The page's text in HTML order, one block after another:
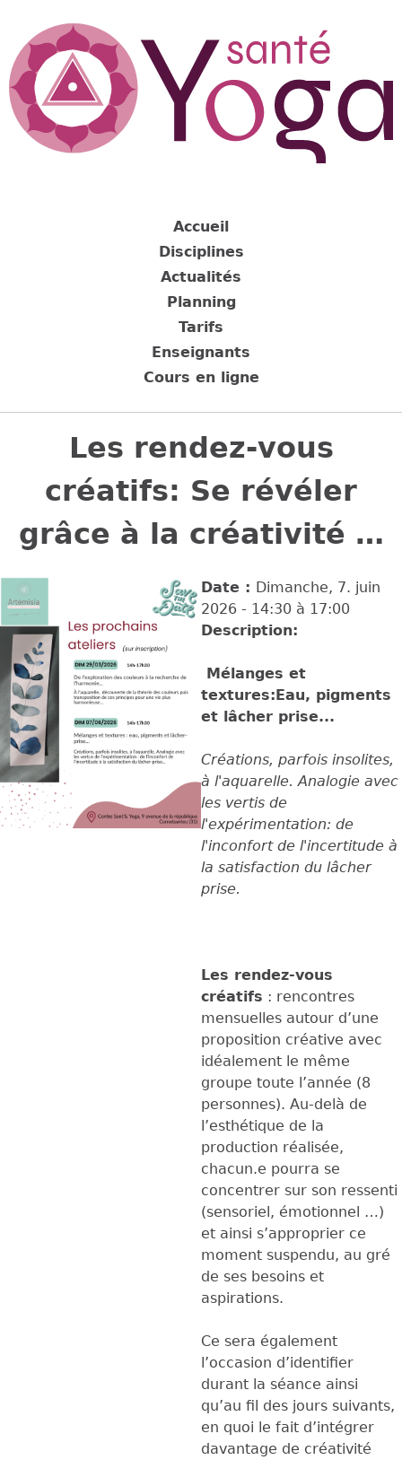
navigation
Back
Les rendez-vous
créatifs: Se révéler
grâce à la créativité …
Date : Dimanche, 7. juin
2026 - 14:30 à 17:00
Description:
Mélanges et
textures:Eau, pigments
et lâcher prise...
Créations, parfois insolites,
à l'aquarelle. Analogie avec
les vertis de
l'expérimentation: de
l'inconfort de l'incertitude à
la satisfaction du lâcher
prise.
Les rendez-vous
créatifs : rencontres
mensuelles autour d’une
proposition créative avec
idéalement le même
groupe toute l’année (8
personnes). Au-delà de
l’esthétique de la
production réalisée,
chacun.e pourra se
concentrer sur son ressenti
(sensoriel, émotionnel …)
et ainsi s’approprier ce
moment suspendu, au gré
de ses besoins et
aspirations.
Ce sera également
l’occasion d’identifier
durant la séance ainsi
qu’au fil des jours suivants,
en quoi le fait d’intégrer
davantage de créativité
Accueil
Disciplines
Actualités
Planning
Tarifs
Enseignants
Cours en ligne